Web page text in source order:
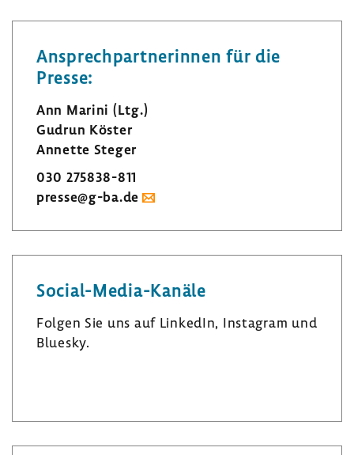
Ansprech­part­ne­rinnen für die
Presse:
Ann Marini (Ltg.)
Gudrun Köster
Annette Steger
030 275838-​811
presse@g-ba.de
Social-​Media-Kanäle
Folgen Sie uns auf LinkedIn, Insta­gram und
Bluesky.
n
k
s
t
u
e